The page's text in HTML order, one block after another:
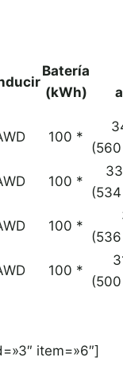
Batería
(kWh)
100 *
100 *
100 *
100 *
item=»6″]